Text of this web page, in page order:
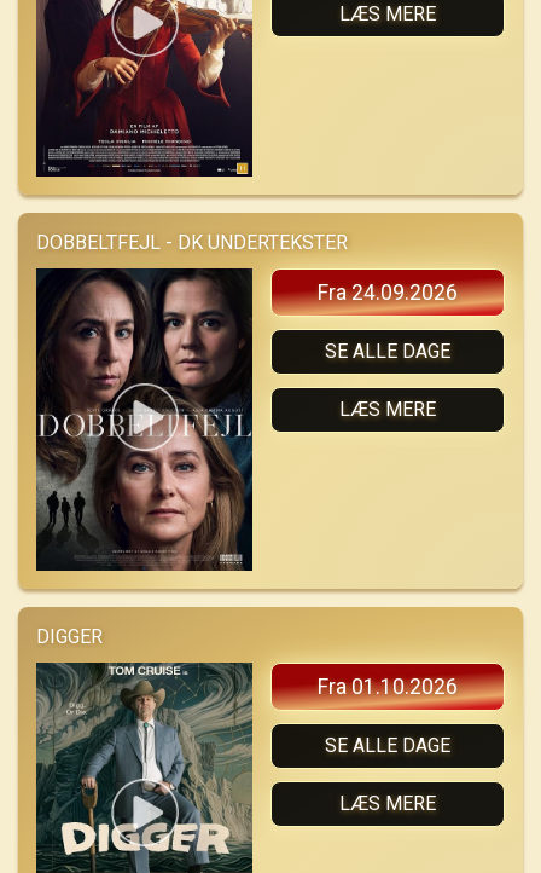
LÆS MERE
DOBBELTFEJL - DK UNDERTEKSTER
Fra 24.09.2026
SE ALLE DAGE
LÆS MERE
DIGGER
Fra 01.10.2026
SE ALLE DAGE
LÆS MERE